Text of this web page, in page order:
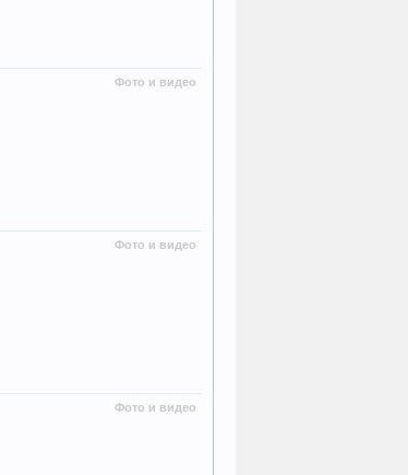
Фото и видео
Фото и видео
Фото и видео